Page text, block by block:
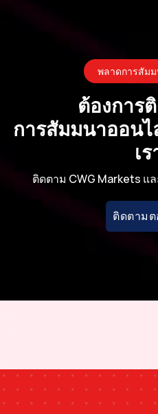
พลาดการสัม
ต้องการ
การสัมมนาออน
เ
ติดตาม CWG Markets แ
ติดตาม